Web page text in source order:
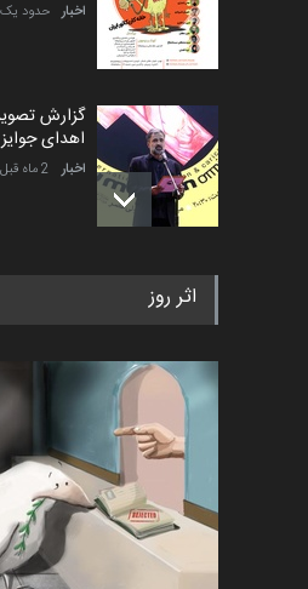
اخبار حدود یک
گزارش
اهدای
اخبار 2 ماه قبل
اخبار 2 ماه قبل
رویداد
«ایران
اخبار 6 ماه قبل
اثر روز